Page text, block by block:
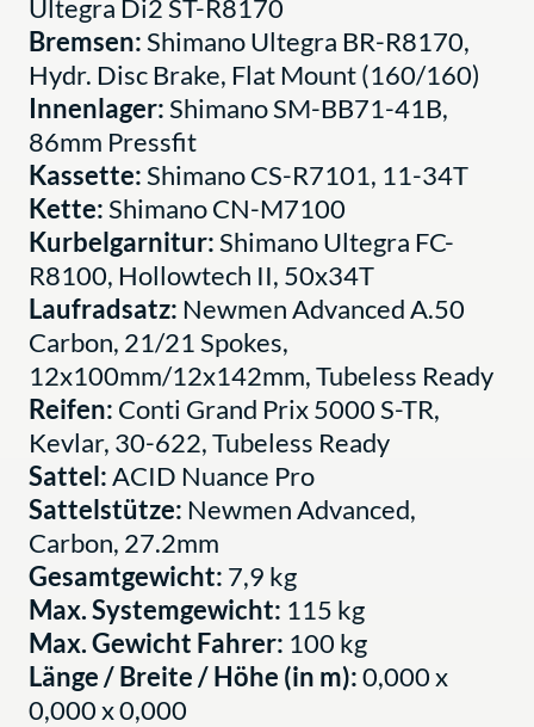
Ultegra Di2 ST-R8170
Bremsen:Shimano Ultegra BR-R8170,
Hydr. Disc Brake, Flat Mount (160/160)
Innenlager:Shimano SM-BB71-41B,
86mm Pressfit
Kassette:Shimano CS-R7101, 11-34T
Kette:Shimano CN-M7100
Kurbelgarnitur:Shimano Ultegra FC-
R8100, Hollowtech II, 50x34T
Laufradsatz: Newmen Advanced A.50
Carbon, 21/21 Spokes,
12x100mm/12x142mm, Tubeless Ready
Reifen: Conti Grand Prix 5000 S-TR,
Kevlar, 30-622, Tubeless Ready
Sattel:ACID Nuance Pro
Sattelstütze: Newmen Advanced,
Carbon, 27.2mm
Gesamtgewicht: 7,9 kg
Max. Systemgewicht: 115 kg
Max. Gewicht Fahrer: 100 kg
Länge / Breite / Höhe (in m):0,000 x
0,000 x 0,000